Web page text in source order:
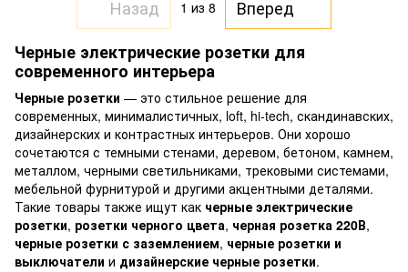
Назад 1 из 8
Вперед
Черные электрические розетки для
современного интерьера
Черные розетки — это стильное решение для
современных, минималистичных, loft, hi-tech, скандинавских,
дизайнерских и контрастных интерьеров. Они хорошо
сочетаются с темными стенами, деревом, бетоном, камнем,
металлом, черными светильниками, трековыми системами,
мебельной фурнитурой и другими акцентными деталями.
Такие товары также ищут как черные электрические
розетки, розетки черного цвета, черная розетка 220В,
черные розетки с заземлением, черные розетки и
выключатели и дизайнерские черные розетки.